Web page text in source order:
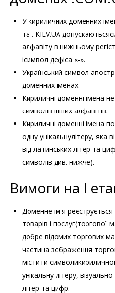
У кириличних доменних
та . KIEV.UA
алфавіту в нижньому
ісимвол дефіса «-».
Український символ
доменних іменах.
Кириличні доменні імена
символів інших алфавітів.
Кириличні доменні імена
одну унікальнулітеру, яка
від латинських літер та
символів див. нижче).
Вимоги на I
Доменне ім'я реєструється
товарів і послуг(торгової
добре відомих торгових
частина зображення
містити
унікальну літеру,
літер та цифр.